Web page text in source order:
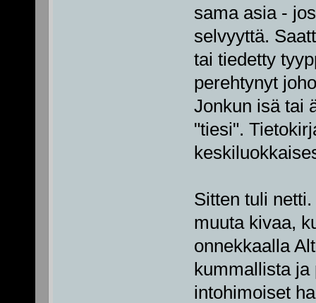
sama asia -
selvyyttä.
tai tiedetty
perehtynyt
Jonkun isä tai
"tiesi".
Sitten tuli
muuta kivaa,
onnekkaalla
kummallista
intohimoiset